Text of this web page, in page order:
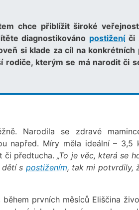
chce přiblížit široké
diagnostikováno postiženíči
si klade za cíl na
rodiče, kterým se má narodit či
Narodila se zdravé
napřed. Míry měla ideální –
či předtucha.„To je věc, která se
dětí s postižením, tak mi potvrdily,
prvních měsíců Eliščina